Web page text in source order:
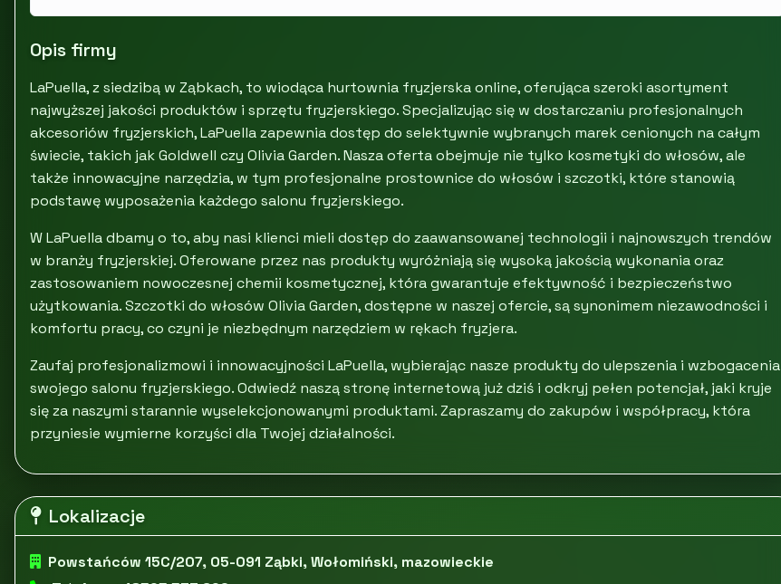
Opis firmy
LaPuella, z siedzibą w Ząbkach, to wiodąca hurtownia fryzjerska online, oferująca szeroki asortyment
najwyższej jakości produktów i sprzętu fryzjerskiego. Specjalizując się w dostarczaniu profesjonalnych
akcesoriów fryzjerskich, LaPuella zapewnia dostęp do selektywnie wybranych marek cenionych na całym
świecie, takich jak Goldwell czy Olivia Garden. Nasza oferta obejmuje nie tylko kosmetyki do włosów, ale
także innowacyjne narzędzia, w tym profesjonalne prostownice do włosów i szczotki, które stanowią
podstawę wyposażenia każdego salonu fryzjerskiego.
W LaPuella dbamy o to, aby nasi klienci mieli dostęp do zaawansowanej technologii i najnowszych trendów
w branży fryzjerskiej. Oferowane przez nas produkty wyróżniają się wysoką jakością wykonania oraz
zastosowaniem nowoczesnej chemii kosmetycznej, która gwarantuje efektywność i bezpieczeństwo
użytkowania. Szczotki do włosów Olivia Garden, dostępne w naszej ofercie, są synonimem niezawodności i
komfortu pracy, co czyni je niezbędnym narzędziem w rękach fryzjera.
Zaufaj profesjonalizmowi i innowacyjności LaPuella, wybierając nasze produkty do ulepszenia i wzbogacenia
swojego salonu fryzjerskiego. Odwiedź naszą stronę internetową już dziś i odkryj pełen potencjał, jaki kryje
się za naszymi starannie wyselekcjonowanymi produktami. Zapraszamy do zakupów i współpracy, która
przyniesie wymierne korzyści dla Twojej działalności.
Lokalizacje
Powstańców 15C/207, 05-091 Ząbki, Wołomiński, mazowieckie